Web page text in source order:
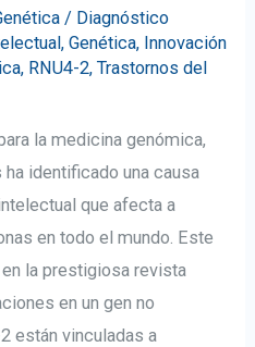
/ Diagnóstico
,Genética, Innovación
, RNU4-2,Trastornos del
la medicina genómica,
identificado una causa
que afecta a
en todo el mundo. Este
la prestigiosa revista
en un gen no
están vinculadas a